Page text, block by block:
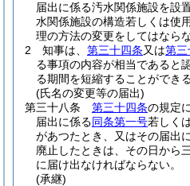
届出に係る汚水関係施設を設
水関係施設の構造若しくは使
理の方法の変更をしてはならな
2
知事は、 第三十四条又は第三
る事項の内容が相当であると
る期間を短縮することができる
(氏名の変更等の届出)
第三十八条
第三十四条の規定
届出に係る同条第一号若しく
があつたとき、又はその届出
廃止したときは、その日から
に届け出なければならない。
(承継)